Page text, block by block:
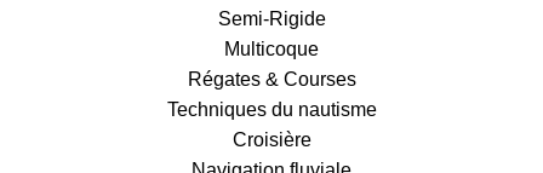
Semi-Rigide
Multicoque
Régates & Courses
Techniques du nautisme
Croisière